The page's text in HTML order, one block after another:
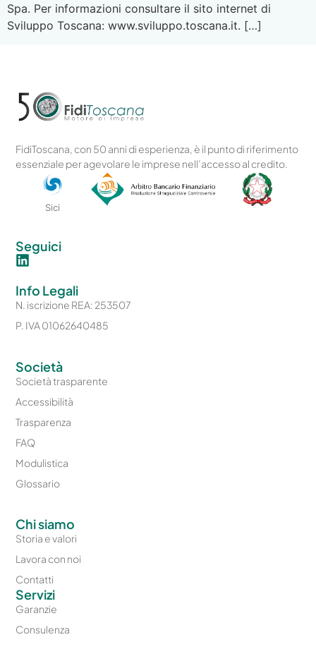
Spa. Per informazioni consultare il sito internet di
Sviluppo Toscana: www.sviluppo.toscana.it. […]
FidiToscana, con 50 anni di esperienza, è il punto di riferimento
essenziale per agevolare le imprese nell’accesso al credito.
Sici
Chi siamo
Storia e valori
Lavora con noi
Contatti
Servizi
Garanzie
Consulenza
Società
Società trasparente
Accessibilità
Trasparenza
FAQ
Modulistica
Glossario
Seguici
Info Legali
N. iscrizione REA: 253507
P. IVA 01062640485